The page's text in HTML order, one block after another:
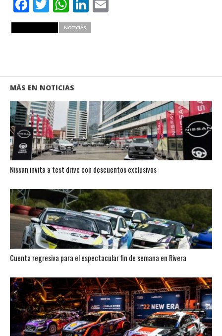
NOTICIAS
MÁS EN NOTICIAS
Nissan invita a test drive con descuentos exclusivos
Cuenta regresiva para el espectacular fin de semana en Rivera